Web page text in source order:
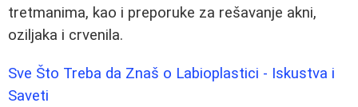
tretmanima, kao i preporuke za rešavanje akni,
oziljaka i crvenila.
Sve Što Treba da Znaš o Labioplastici - Iskustva i
Saveti